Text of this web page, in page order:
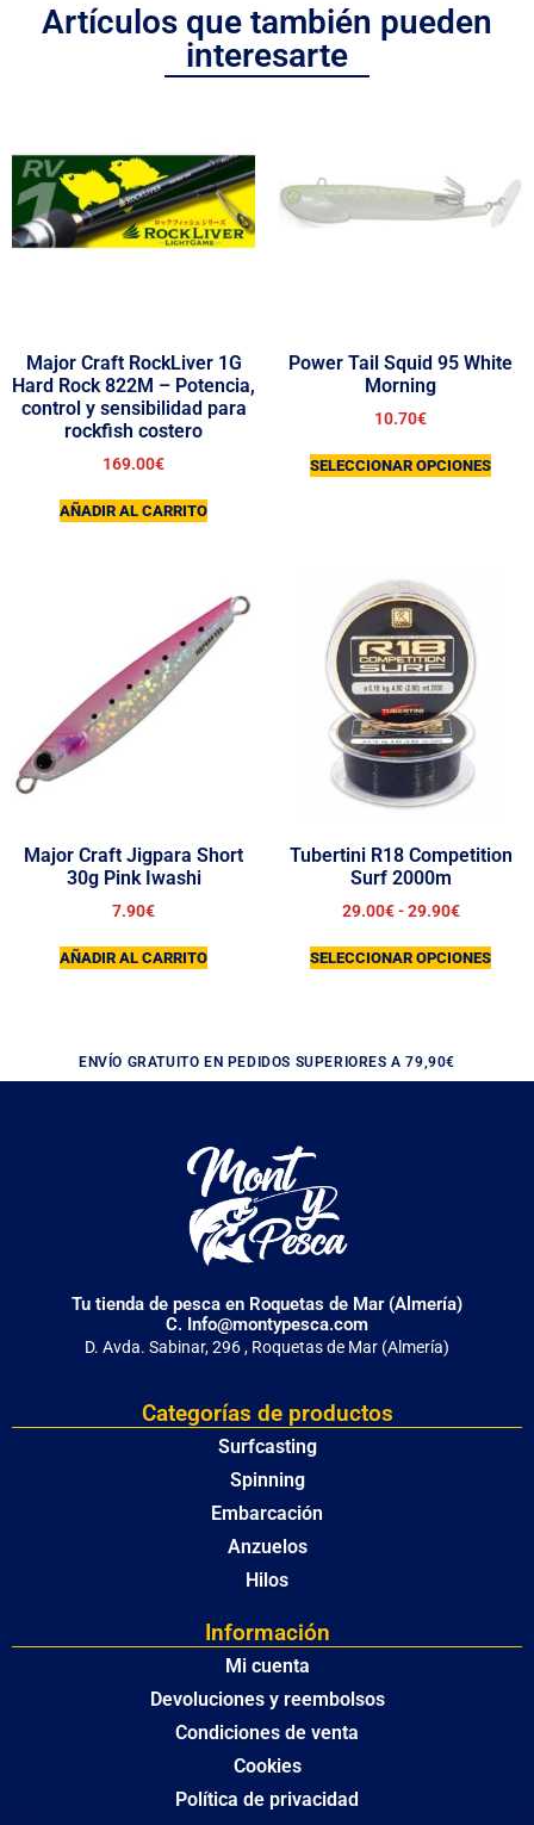
Artículos que también pueden
interesarte
Major Craft RockLiver 1G
Hard Rock 822M – Potencia,
control y sensibilidad para
rockfish costero
169.00€
AÑADIR AL CARRITO
Power Tail Squid 95 White
Morning
10.70€
SELECCIONAR OPCIONES
Major Craft Jigpara Short
30g Pink Iwashi
7.90€
AÑADIR AL CARRITO
Tubertini R18 Competition
Surf 2000m
29.00€ - 29.90€
SELECCIONAR OPCIONES
ENVÍO GRATUITO EN PEDIDOS SUPERIORES A 79,90€
Tu tienda de pesca en Roquetas de Mar (Almería)
C. Info@montypesca.com
D. Avda. Sabinar, 296 , Roquetas de Mar (Almería)
Categorías de productos
Surfcasting
Spinning
Embarcación
Anzuelos
Hilos
Información
Mi cuenta
Devoluciones y reembolsos
Condiciones de venta
Cookies
Política de privacidad